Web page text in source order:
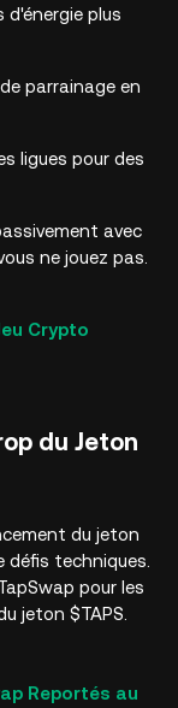
d'énergie plus
parrainage en
ligues pour des
avec
ne jouez pas.
Crypto
du Jeton
du jeton
défis techniques.
pour les
jeton $TAPS.
Reportés au